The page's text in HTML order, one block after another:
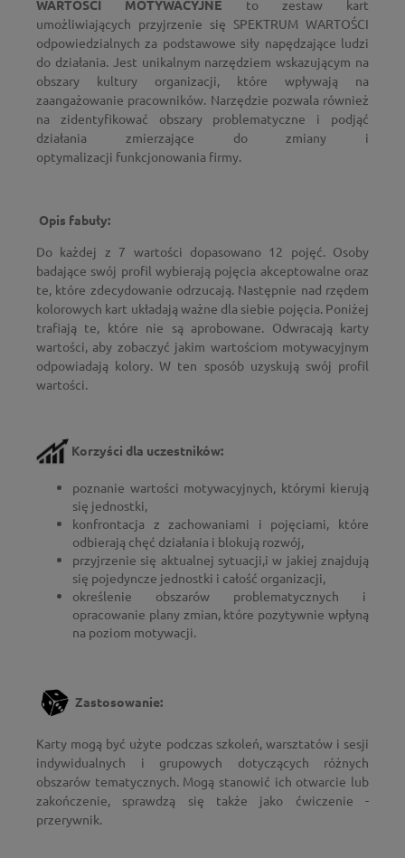
WARTOŚCI MOTYWACYJNE to zestaw kart
umożliwiających przyjrzenie się SPEKTRUM WARTOŚCI
odpowiedzialnych za podstawowe siły napędzające ludzi
do działania. Jest unikalnym narzędziem wskazującym na
obszary kultury organizacji, które wpływają na
zaangażowanie pracowników. Narzędzie pozwala również
na zidentyfikować obszary problematyczne i podjąć
działania zmierzające do zmiany i
optymalizacji funkcjonowania firmy.
Opis fabuły:
Do każdej z 7 wartości dopasowano 12 pojęć. Osoby
badające swój profil wybierają pojęcia akceptowalne oraz
te, które zdecydowanie odrzucają. Następnie nad rzędem
kolorowych kart układają ważne dla siebie pojęcia. Poniżej
trafiają te, które nie są aprobowane. Odwracają karty
wartości, aby zobaczyć jakim wartościom motywacyjnym
odpowiadają kolory. W ten sposób uzyskują swój profil
wartości.
Korzyści dla uczestników:
poznanie wartości motywacyjnych, którymi kierują
się jednostki,
konfrontacja z zachowaniami i pojęciami, które
odbierają chęć działania i blokują rozwój,
przyjrzenie się aktualnej sytuacji,i w jakiej znajdują
się pojedyncze jednostki i całość organizacji,
określenie obszarów problematycznych i
opracowanie plany zmian, które pozytywnie wpłyną
na poziom motywacji.
Zastosowanie:
Karty mogą być użyte podczas szkoleń, warsztatów i sesji
indywidualnych i grupowych dotyczących różnych
obszarów tematycznych. Mogą stanowić ich otwarcie lub
zakończenie, sprawdzą się także jako ćwiczenie -
przerywnik.